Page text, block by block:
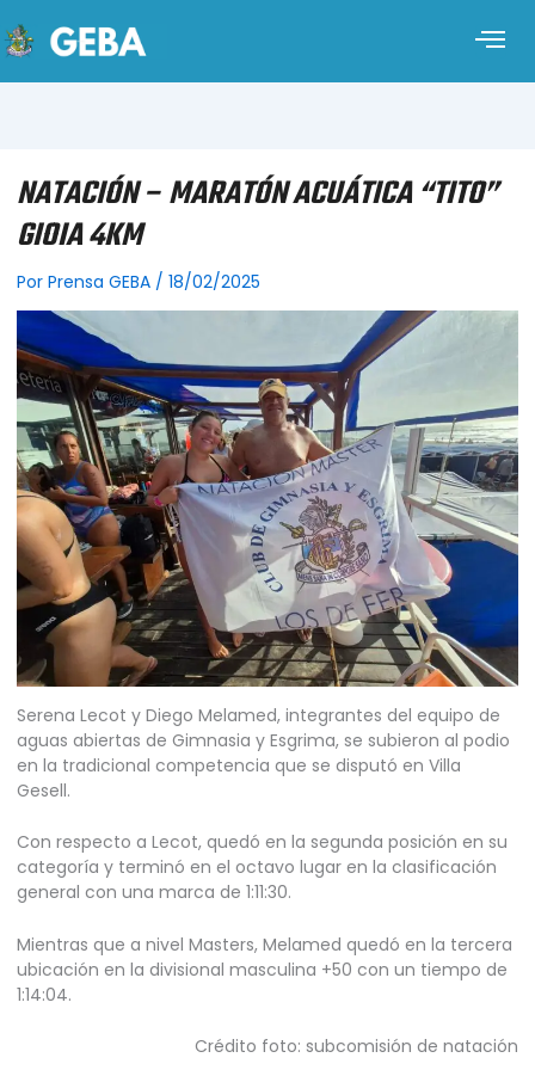
NATACIÓN – MARATÓN ACUÁTICA “TITO”
GIOIA 4KM
Por Prensa GEBA / 18/02/2025
Serena Lecot y Diego Melamed, integrantes del equipo de
aguas abiertas de Gimnasia y Esgrima, se subieron al podio
en la tradicional competencia que se disputó en Villa
Gesell.
Con respecto a Lecot, quedó en la segunda posición en su
categoría y terminó en el octavo lugar en la clasificación
general con una marca de 1:11:30.
Mientras que a nivel Masters, Melamed quedó en la tercera
ubicación en la divisional masculina +50 con un tiempo de
1:14:04.
Crédito foto: subcomisión de natación